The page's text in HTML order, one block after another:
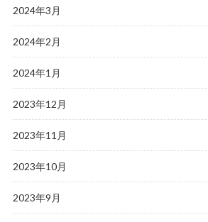
2024年3月
2024年2月
2024年1月
2023年12月
2023年11月
2023年10月
2023年9月